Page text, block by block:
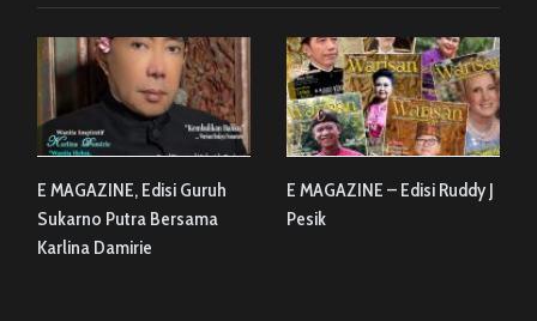
E MAGAZINE, Edisi Guruh
Sukarno Putra Bersama
Karlina Damirie
E MAGAZINE – Edisi Ruddy J
Pesik